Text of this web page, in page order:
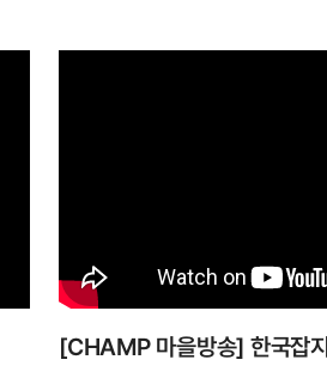
[CHAMP 마을방송] 한국잡지